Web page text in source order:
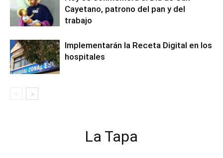
Cayetano, patrono del pan y del
trabajo
Implementarán la Receta Digital en los
hospitales
La Tapa